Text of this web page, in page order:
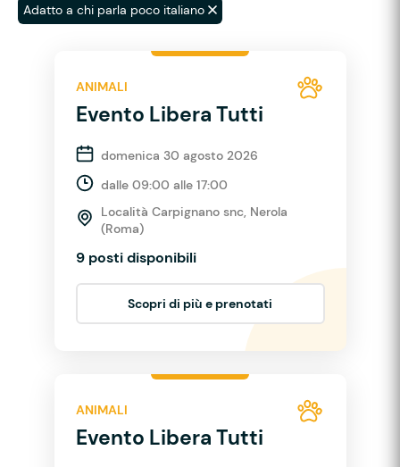
Adatto a chi parla poco italiano
ANIMALI
Evento Libera Tutti
domenica 30 agosto 2026
dalle 09:00 alle 17:00
Località Carpignano snc, Nerola
(Roma)
9 posti disponibili
Scopri di più e prenotati
ANIMALI
Evento Libera Tutti